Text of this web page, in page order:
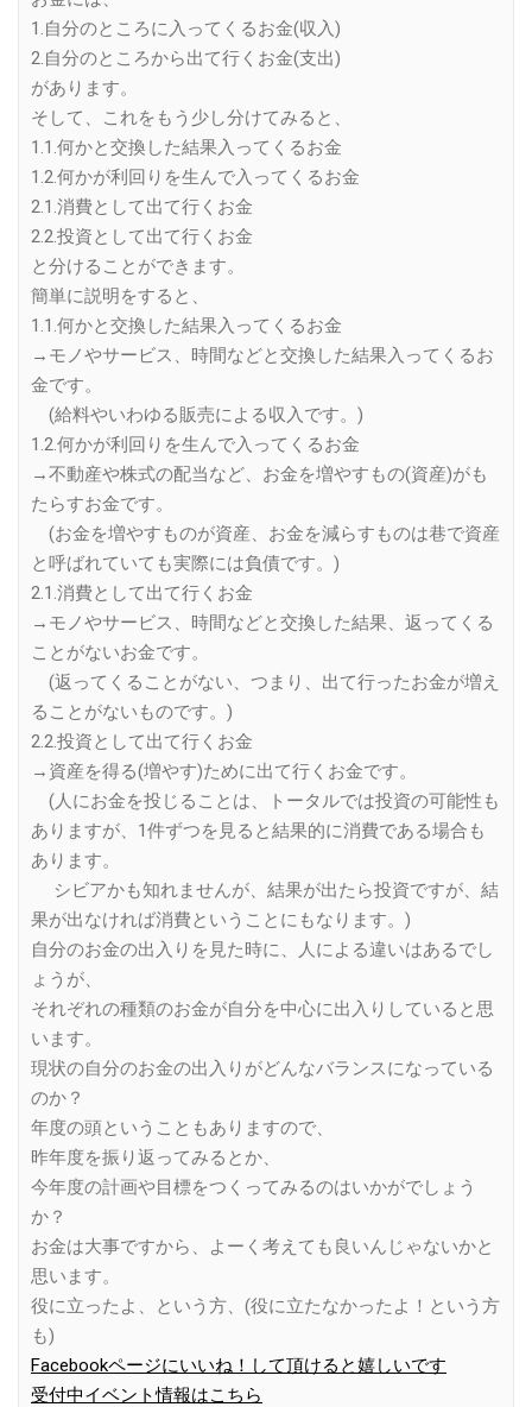
1.自分のところに入ってくるお金(収入)
2.自分のところから出て行くお金(支出)
があります。
そして、これをもう少し分けてみると、
1.1.何かと交換した結果入ってくるお金
1.2.何かが利回りを生んで入ってくるお金
2.1.消費として出て行くお金
2.2.投資として出て行くお金
と分けることができます。
簡単に説明をすると、
1.1.何かと交換した結果入ってくるお金
→モノやサービス、時間などと交換した結果入ってくるお
金です。
(給料やいわゆる販売による収入です。)
1.2.何かが利回りを生んで入ってくるお金
→不動産や株式の配当など、お金を増やすもの(資産)がも
たらすお金です。
(お金を増やすものが資産、お金を減らすものは巷で資産
と呼ばれていても実際には負債です。)
2.1.消費として出て行くお金
→モノやサービス、時間などと交換した結果、返ってくる
ことがないお金です。
(返ってくることがない、つまり、出て行ったお金が増え
ることがないものです。)
2.2.投資として出て行くお金
→資産を得る(増やす)ために出て行くお金です。
(人にお金を投じることは、トータルでは投資の可能性も
ありますが、1件ずつを見ると結果的に消費である場合も
あります。
シビアかも知れませんが、結果が出たら投資ですが、結
果が出なければ消費ということにもなります。)
自分のお金の出入りを見た時に、人による違いはあるでし
ょうが、
それぞれの種類のお金が自分を中心に出入りしていると思
います。
現状の自分のお金の出入りがどんなバランスになっている
のか？
年度の頭ということもありますので、
昨年度を振り返ってみるとか、
今年度の計画や目標をつくってみるのはいかがでしょう
か？
お金は大事ですから、よーく考えても良いんじゃないかと
思います。
役に立ったよ、という方、(役に立たなかったよ！という方
も)
Facebookページにいいね！して頂けると嬉しいです
受付中イベント情報はこちら